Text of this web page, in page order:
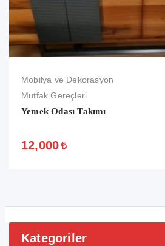
Mobilya ve Dekorasyon
Mutfak Gereçleri
Yemek Odası Takımı
12,000
Kategoriler